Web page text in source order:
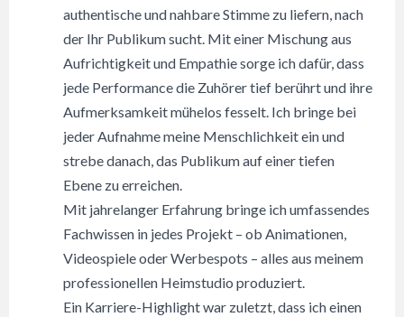
authentische und nahbare Stimme zu liefern, nach
der Ihr Publikum sucht. Mit einer Mischung aus
Aufrichtigkeit und Empathie sorge ich dafür, dass
jede Performance die Zuhörer tief berührt und ihre
Aufmerksamkeit mühelos fesselt. Ich bringe bei
jeder Aufnahme meine Menschlichkeit ein und
strebe danach, das Publikum auf einer tiefen
Ebene zu erreichen.
Mit jahrelanger Erfahrung bringe ich umfassendes
Fachwissen in jedes Projekt – ob Animationen,
Videospiele oder Werbespots – alles aus meinem
professionellen Heimstudio produziert.
Ein Karriere-Highlight war zuletzt, dass ich einen